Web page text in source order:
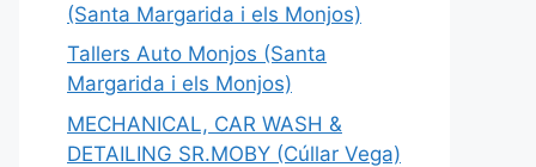
(Santa Margarida i els Monjos)
Tallers Auto Monjos (Santa
Margarida i els Monjos)
MECHANICAL, CAR WASH &
DETAILING SR.MOBY (Cúllar Vega)